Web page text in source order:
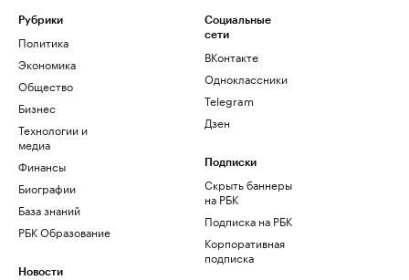
Рубрики
Политика
Экономика
Общество
Бизнес
Технологии и
медиа
Финансы
Биографии
База знаний
РБК Образование
Новости
Социальные
сети
ВКонтакте
Одноклассники
Telegram
Дзен
Подписки
Скрыть баннеры
на РБК
Подписка на РБК
Корпоративная
подписка